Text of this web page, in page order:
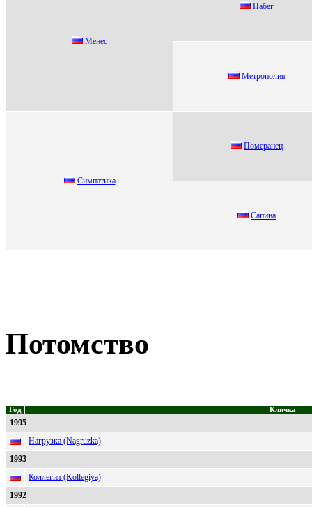
Mенес
Набeг
Метpополия
Cимпатика
Пoмeрaнeц
Cапина
Потомство
Год Кличка
1995
Нагрузка (Nagruzka)
1993
Коллегия (Kollegiya)
1992